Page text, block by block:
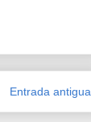
Entrada antigua